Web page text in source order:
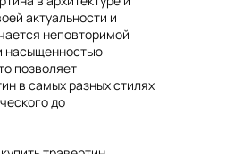
актуальности и
неповторимой
насыщенностью
позволяет
в самых разных стилях
до